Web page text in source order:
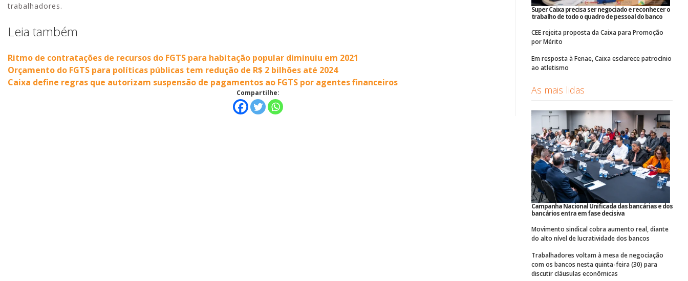
trabalhadores.
Leia também
Ritmo de contratações de recursos do FGTS para habitação popular diminuiu em 2021
Orçamento do FGTS para políticas públicas tem redução de R$ 2 bilhões até 2024
Caixa define regras que autorizam suspensão de pagamentos ao FGTS por agentes financeiros
Compartilhe:
Super Caixa precisa ser negociado e reconhecer o
trabalho de todo o quadro de pessoal do banco
CEE rejeita proposta da Caixa para Promoção
por Mérito
Em resposta à Fenae, Caixa esclarece patrocínio
ao atletismo
As mais lidas
Campanha Nacional Unificada das bancárias e dos
bancários entra em fase decisiva
Movimento sindical cobra aumento real, diante
do alto nível de lucratividade dos bancos
Trabalhadores voltam à mesa de negociação
com os bancos nesta quinta-feira (30) para
discutir cláusulas econômicas